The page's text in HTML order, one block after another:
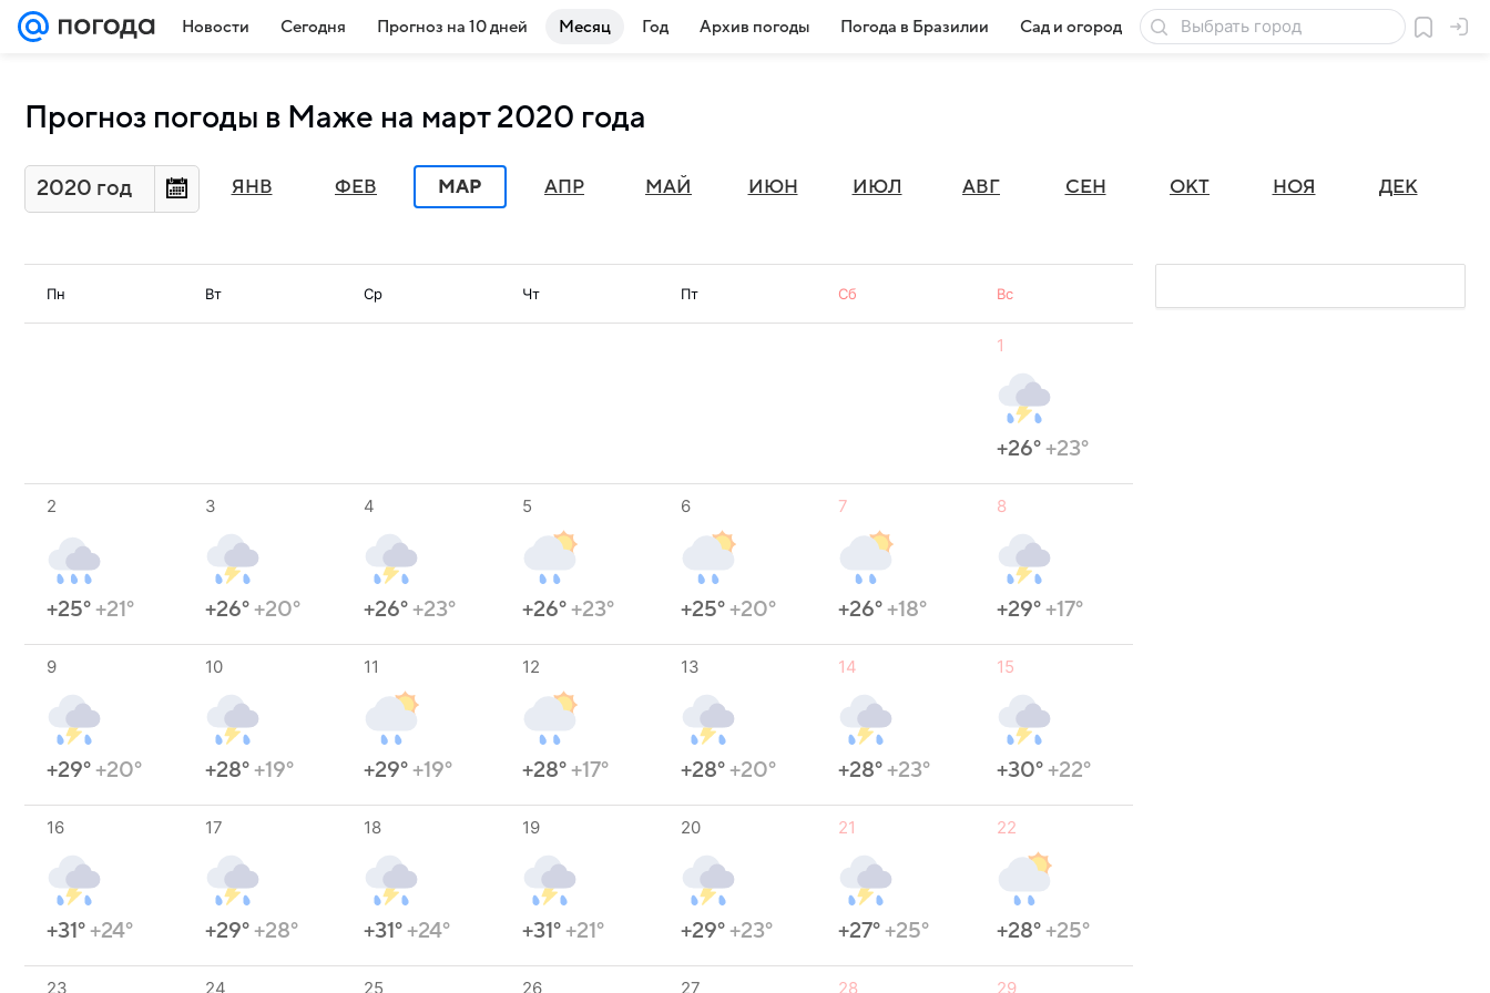
Новости Сегодня Прогноз на 10 дней Месяц Год Архив погоды Погода в Бразилии Сад и огород Товары для дачи
Прогноз погоды в Маже на март 2020 года
2020 год ЯНВ ФЕВ МАР АПР МАЙ ИЮН ИЮЛ АВГ СЕН ОКТ НОЯ ДЕК
Пн Вт Ср Чт Пт Сб Вс
1
+26°+23°
2
+25°+21°
3
+26°+20°
4
+26°+23°
5
+26°+23°
6
+25°+20°
7
+26°+18°
8
+29°+17°
9
+29°+20°
10
+28°+19°
11
+29°+19°
12
+28°+17°
13
+28°+20°
14
+28°+23°
15
+30°+22°
16
+31°+24°
17
+29°+28°
18
+31°+24°
19
+31°+21°
20
+29°+23°
21
+27°+25°
22
+28°+25°
23 24 25 26 27 28 29